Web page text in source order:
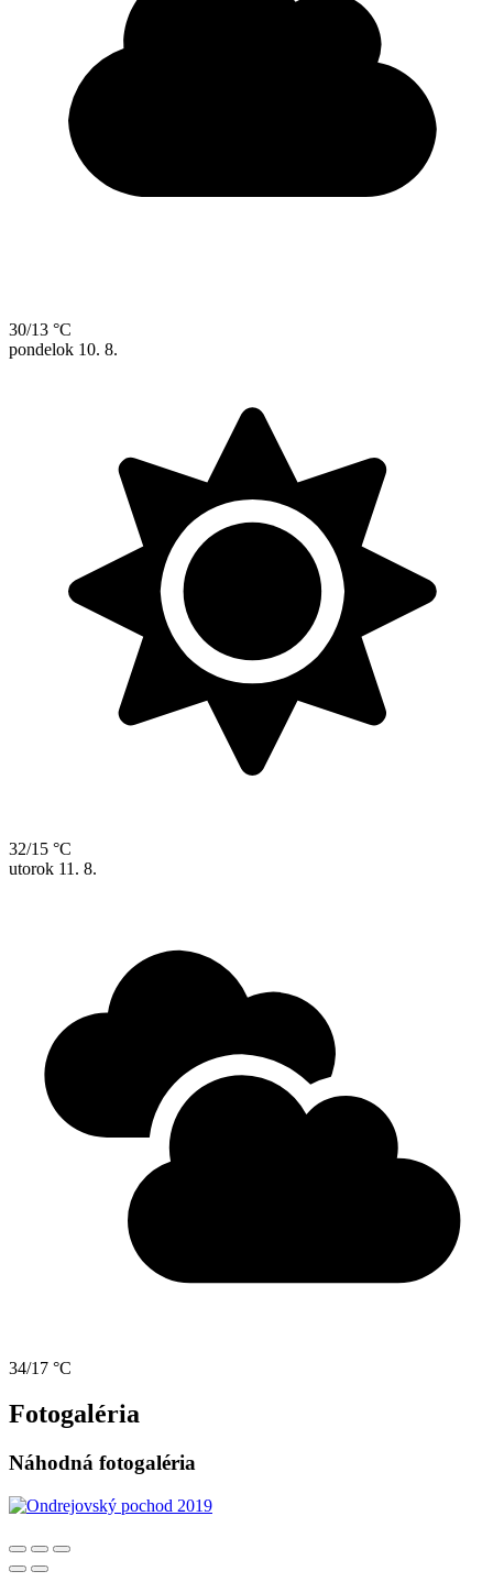
30/13 °C
pondelok 10. 8.
32/15 °C
utorok 11. 8.
34/17 °C
Fotogaléria
Náhodná fotogaléria